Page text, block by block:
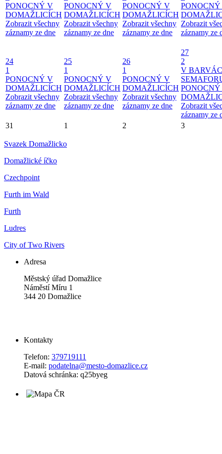
PONOCNÝ V
DOMAŽLICÍCH
Zobrazit všechny
záznamy ze dne
PONOCNÝ V
DOMAŽLICÍCH
Zobrazit všechny
záznamy ze dne
PONOCNÝ V
DOMAŽLICÍCH
Zobrazit všechny
záznamy ze dne
Zobrazit
záznamy ze
24
1
PONOCNÝ V
DOMAŽLICÍCH
Zobrazit všechny
záznamy ze dne
25
1
PONOCNÝ V
DOMAŽLICÍCH
Zobrazit všechny
záznamy ze dne
26
1
PONOCNÝ V
DOMAŽLICÍCH
Zobrazit všechny
záznamy ze dne
27
2
V
Zobrazit
záznamy ze
31
1 2 3
Svazek Domažlicko
Domažlické íčko
Czechpoint
Furth im Wald
Furth
Ludres
City of Two Rivers
Adresa
Městský úřad Domažlice
Náměstí Míru 1
344 20 Domažlice
Kontakty
Telefon: 379719111
E-mail: podatelna@mesto-domazlice.cz
Datová schránka: q25byeg